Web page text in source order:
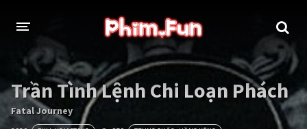
THỂ LOẠI
Thần thoại - Cổ trang
Trần Tình Lệnh Chi Loạn Phách
Fatal Journey